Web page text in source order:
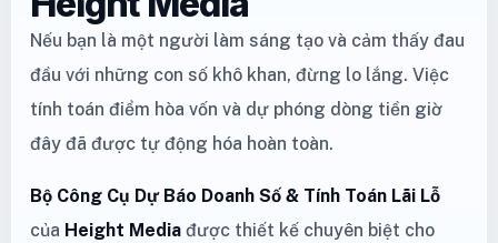
Nếu bạn là một người làm sáng tạo và cảm thấy đau
đầu với những con số khô khan, đừng lo lắng. Việc
tính toán điểm hòa vốn và dự phóng dòng tiền giờ
đây đã được tự động hóa hoàn toàn.
Bộ Công Cụ Dự Báo Doanh Số & Tính Toán Lãi Lỗ
của Height Media được thiết kế chuyên biệt cho